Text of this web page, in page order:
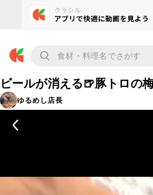
ビールが消える🍺豚トロの
ゆるめし店長